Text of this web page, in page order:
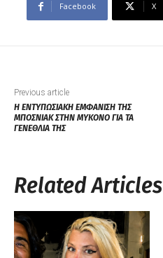
Facebook X
Previous article
Η ΕΝΤΥΠΩΣΙΑΚΗ ΕΜΦΑΝΙΣΗ ΤΗΣ
ΜΠΟΣΝΙΑΚ ΣΤΗΝ ΜΥΚΟΝΟ ΓΙΑ ΤΑ
ΓΕΝΕΘΛΙΑ ΤΗΣ
Related Articles